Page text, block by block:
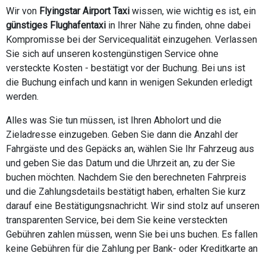
Wir von Flyingstar Airport Taxi wissen, wie wichtig es ist, ein
günstiges Flughafentaxi in Ihrer Nähe zu finden, ohne dabei
Kompromisse bei der Servicequalität einzugehen. Verlassen
Sie sich auf unseren kostengünstigen Service ohne
versteckte Kosten - bestätigt vor der Buchung. Bei uns ist
die Buchung einfach und kann in wenigen Sekunden erledigt
werden.
Alles was Sie tun müssen, ist Ihren Abholort und die
Zieladresse einzugeben. Geben Sie dann die Anzahl der
Fahrgäste und des Gepäcks an, wählen Sie Ihr Fahrzeug aus
und geben Sie das Datum und die Uhrzeit an, zu der Sie
buchen möchten. Nachdem Sie den berechneten Fahrpreis
und die Zahlungsdetails bestätigt haben, erhalten Sie kurz
darauf eine Bestätigungsnachricht. Wir sind stolz auf unseren
transparenten Service, bei dem Sie keine versteckten
Gebühren zahlen müssen, wenn Sie bei uns buchen. Es fallen
keine Gebühren für die Zahlung per Bank- oder Kreditkarte an